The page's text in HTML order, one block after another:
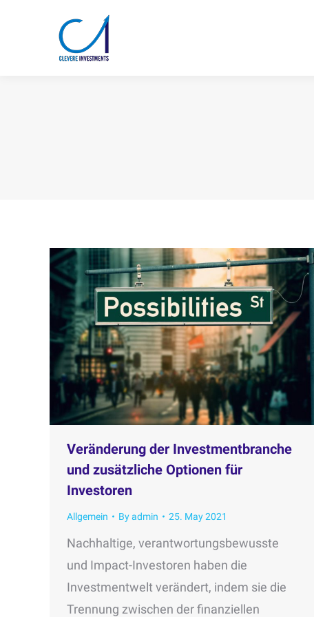
Veränderung der Investmentbranche
und zusätzliche Optionen für
Investoren
Allgemein Byadmin 25. May 2021
Nachhaltige, verantwortungsbewusste
und Impact-Investoren haben die
Investmentwelt verändert, indem sie die
Trennung zwischen der finanziellen